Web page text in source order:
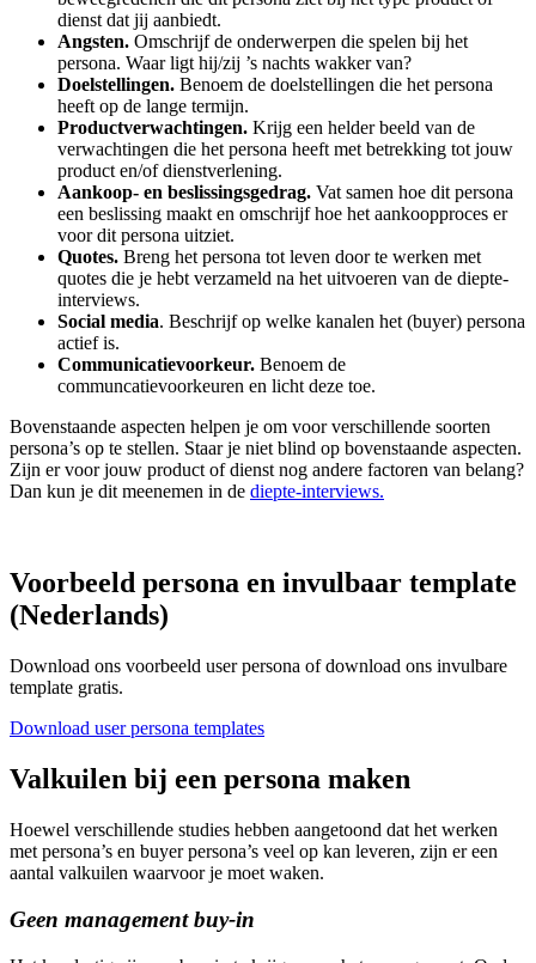
dienst dat jij aanbiedt.
Angsten. Omschrijf de onderwerpen die spelen bij het
persona. Waar ligt hij/zij ’s nachts wakker van?
Doelstellingen. Benoem de doelstellingen die het persona
heeft op de lange termijn.
Productverwachtingen. Krijg een helder beeld van de
verwachtingen die het persona heeft met betrekking tot jouw
product en/of dienstverlening.
Aankoop- en beslissingsgedrag. Vat samen hoe dit persona
een beslissing maakt en omschrijf hoe het aankoopproces er
voor dit persona uitziet.
Quotes. Breng het persona tot leven door te werken met
quotes die je hebt verzameld na het uitvoeren van de diepte-
interviews.
Social media. Beschrijf op welke kanalen het (buyer) persona
actief is.
Communicatievoorkeur. Benoem de
communcatievoorkeuren en licht deze toe.
Bovenstaande aspecten helpen je om voor verschillende soorten
persona’s op te stellen. Staar je niet blind op bovenstaande aspecten.
Zijn er voor jouw product of dienst nog andere factoren van belang?
Dan kun je dit meenemen in de diepte-interviews.
Voorbeeld persona en invulbaar template
(Nederlands)
Download ons voorbeeld user persona of download ons invulbare
template gratis.
Download user persona templates
Valkuilen bij een persona maken
Hoewel verschillende studies hebben aangetoond dat het werken
met persona’s en buyer persona’s veel op kan leveren, zijn er een
aantal valkuilen waarvoor je moet waken.
Geen management buy-in